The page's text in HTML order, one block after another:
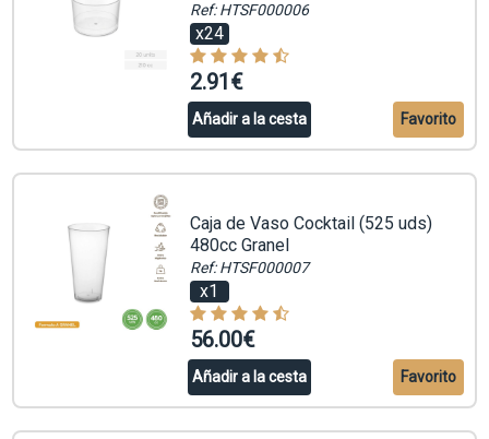
Ref: HTSF000006
x24
2.91€
Añadir a la cesta Favorito
Caja de Vaso Cocktail (525 uds)
480cc Granel
Ref: HTSF000007
x1
56.00€
Añadir a la cesta Favorito